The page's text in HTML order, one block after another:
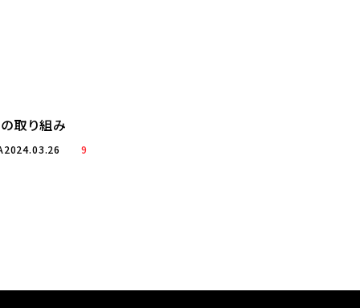
取り組み
2024.03.26 9